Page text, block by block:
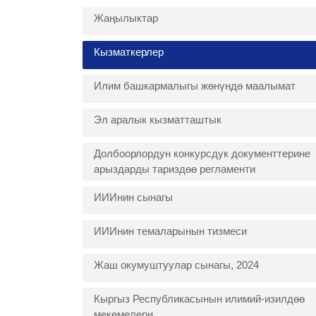
Жаңылыктар
Кызматкерлер
Илим башкармалыгы жөнүндө маалымат
Эл аралык кызматташтык
Долбоорлордун конкурсдук документтерине
арыздарды тариздөө регламенти
ИИИнин сынагы
ИИИнин темаларынын тизмеси
Жаш окумуштуулар сынагы, 2024
Кыргыз Республикасынын илимий-изилдөө